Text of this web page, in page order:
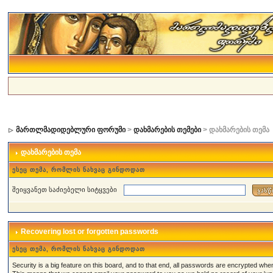
მართლმადიდებლური ფორუმი >დახმარების თემები > დახმარების თემა
დახმარების თემა
ესეც თემა, რომლის ნახვაც გინდოდათ
შეიყვანეთ საძიებელი სიტყვები
Recovering lost or forgotten passwords
ესეც თემა, რომლის ნახვაც გინდოდათ
Security is a big feature on this board, and to that end, all passwords are encrypted